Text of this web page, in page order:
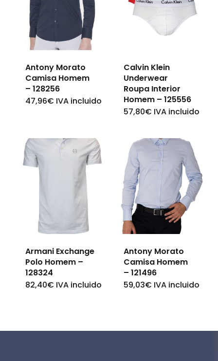
Antony Morato
Camisa Homem
– 128256
47,96€ IVA incluido
This
multiple
variants.
The
be
on
product
Calvin Klein
Underwear
Roupa Interior
Homem – 125556
57,80€ IVA incluido
This
has
multiple
variants.
The
options
may
be
chosen
on
the
Armani Exchange
Polo Homem –
128324
82,40€ IVA incluido
This
multiple
Antony Morato
Camisa Homem
– 121496
59,03€ IVA incluido
This
multiple